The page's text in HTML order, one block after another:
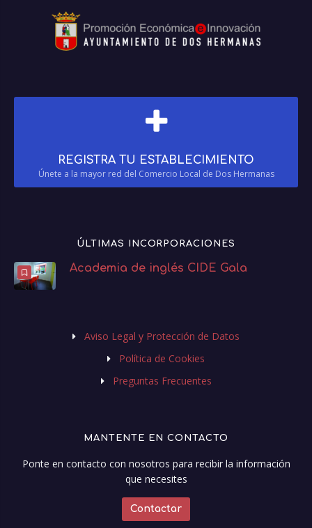
REGISTRA TU ESTABLECIMIENTO
Únete a la mayor red del Comercio Local de Dos Hermanas
ÚLTIMAS INCORPORACIONES
Academia de inglés CIDE Gala
Aviso Legal y Protección de Datos
Política de Cookies
Preguntas Frecuentes
MANTENTE EN CONTACTO
Ponte en contacto con nosotros para recibir la información
que necesites
Contactar